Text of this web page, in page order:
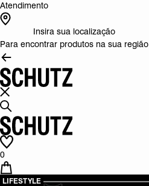
Atendimento
Insira sua localização
Para encontrar produtos na sua região
0
LIFESTYLE